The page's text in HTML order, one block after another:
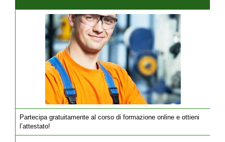
Partecipa gratuitamente al corso di formazione online e ottieni
l’attestato!